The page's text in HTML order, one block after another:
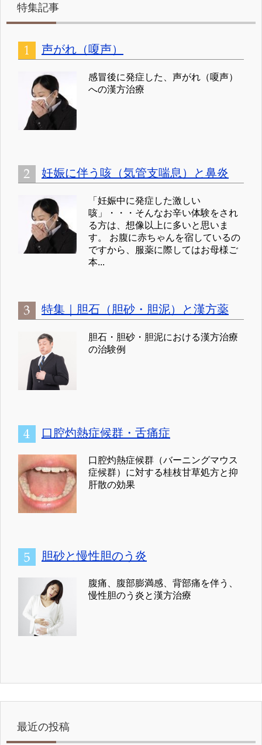
特集記事
声がれ（嗄声）
感冒後に発症した、声がれ（嗄声）
への漢方治療
妊娠に伴う咳（気管支喘息）と鼻炎
「妊娠中に発症した激しい
咳」・・・そんなお辛い体験をされ
る方は、想像以上に多いと思いま
す。 お腹に赤ちゃんを宿しているの
ですから、服薬に際してはお母様ご
本...
特集｜胆石（胆砂・胆泥）と漢方薬
胆石・胆砂・胆泥における漢方治療
の治験例
口腔灼熱症候群・舌痛症
口腔灼熱症候群（バーニングマウス
症候群）に対する桂枝甘草処方と抑
肝散の効果
胆砂と慢性胆のう炎
腹痛、腹部膨満感、背部痛を伴う、
慢性胆のう炎と漢方治療
最近の投稿